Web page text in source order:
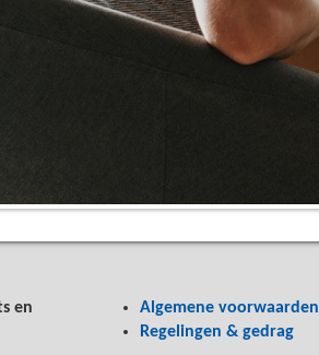
en
Algemene voorwaarden
Regelingen & gedrag